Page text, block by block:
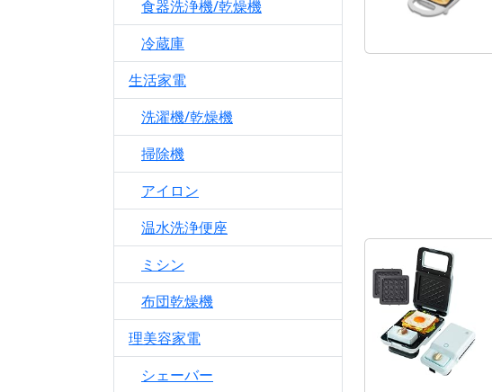
食器洗浄機/乾燥機
冷蔵庫
生活家電
洗濯機/乾燥機
掃除機
アイロン
温水洗浄便座
ミシン
布団乾燥機
理美容家電
シェーバー